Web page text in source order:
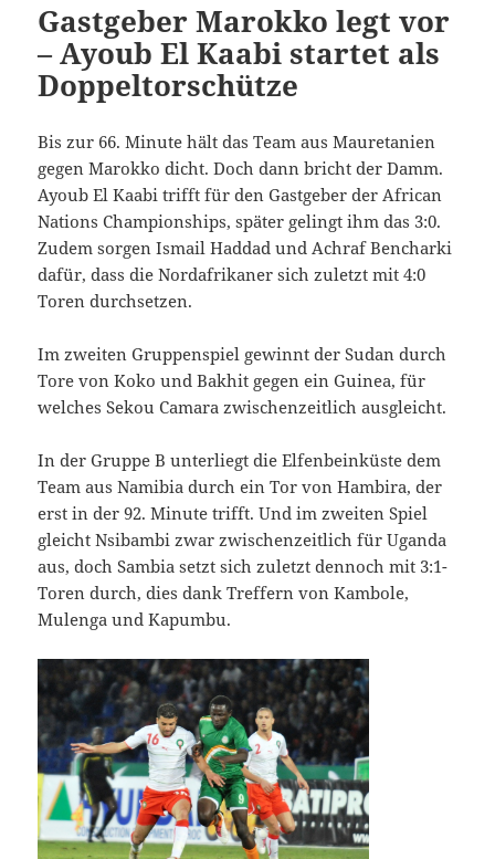
Gastgeber Marokko legt vor
– Ayoub El Kaabi startet als
Doppeltorschütze
Bis zur 66. Minute hält das Team aus Mauretanien
gegen Marokko dicht. Doch dann bricht der Damm.
Ayoub El Kaabi trifft für den Gastgeber der African
Nations Championships, später gelingt ihm das 3:0.
Zudem sorgen Ismail Haddad und Achraf Bencharki
dafür, dass die Nordafrikaner sich zuletzt mit 4:0
Toren durchsetzen.
Im zweiten Gruppenspiel gewinnt der Sudan durch
Tore von Koko und Bakhit gegen ein Guinea, für
welches Sekou Camara zwischenzeitlich ausgleicht.
In der Gruppe B unterliegt die Elfenbeinküste dem
Team aus Namibia durch ein Tor von Hambira, der
erst in der 92. Minute trifft. Und im zweiten Spiel
gleicht Nsibambi zwar zwischenzeitlich für Uganda
aus, doch Sambia setzt sich zuletzt dennoch mit 3:1-
Toren durch, dies dank Treffern von Kambole,
Mulenga und Kapumbu.